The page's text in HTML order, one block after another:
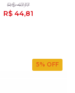
R$ 47,17
R$ 44,81
5% OFF